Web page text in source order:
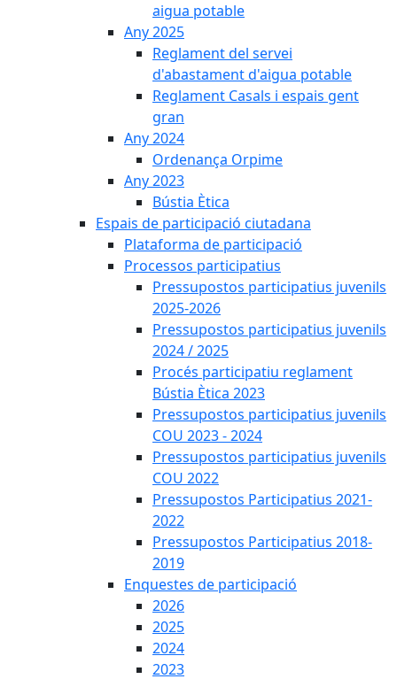
aigua potable
Any 2025
Reglament del servei
d'abastament d'aigua potable
Reglament Casals i espais gent
gran
Any 2024
Ordenança Orpime
Any 2023
Bústia Ètica
Espais de participació ciutadana
Plataforma de participació
Processos participatius
Pressupostos participatius juvenils
2025-2026
Pressupostos participatius juvenils
2024 / 2025
Procés participatiu reglament
Bústia Ètica 2023
Pressupostos participatius juvenils
COU 2023 - 2024
Pressupostos participatius juvenils
COU 2022
Pressupostos Participatius 2021-
2022
Pressupostos Participatius 2018-
2019
Enquestes de participació
2026
2025
2024
2023